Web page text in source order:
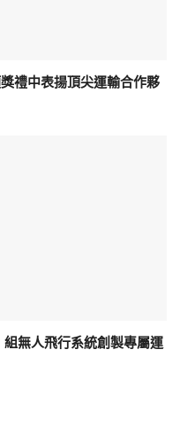
禮中表揚頂尖運輸合作夥
無人飛行系統創製專屬運